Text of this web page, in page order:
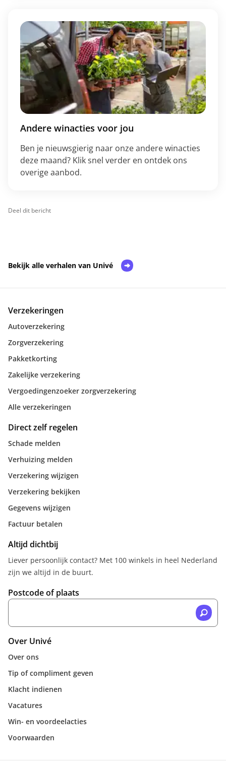
Andere winacties voor jou
Ben je nieuwsgierig naar onze andere winacties
deze maand? Klik snel verder en ontdek ons
overige aanbod.
Deel dit bericht
Bekijk alle verhalen van Univé
Verzekeringen
Autoverzekering
Zorgverzekering
Pakketkorting
Zakelijke verzekering
Vergoedingenzoeker zorgverzekering
Alle verzekeringen
Direct zelf regelen
Schade melden
Verhuizing melden
Verzekering wijzigen
Verzekering bekijken
Gegevens wijzigen
Factuur betalen
Altijd dichtbij
Liever persoonlijk contact? Met 100 winkels in heel Nederland
zijn we altijd in de buurt.
Postcode of plaats
Over Univé
Over ons
Tip of compliment geven
Klacht indienen
Vacatures
Win- en voordeelacties
Voorwaarden